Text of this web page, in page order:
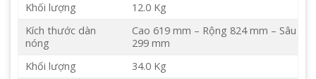
Khối lượng
12.0 Kg
Kích thước dàn
nóng
Cao 619 mm – Rộng 824 mm – Sâu
299 mm
Khối lượng
34.0 Kg